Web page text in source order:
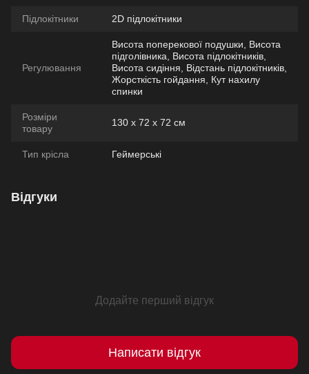
Підлокітники 2D підлокітники
Регулювання
Висота поперекової подушки, Висота
підголівника, Висота підлокітників,
Висота сидіння, Відстань підлокітників,
Жорсткість гойдання, Кут нахилу
спинки
Розміри
товару
130 х 72 х 72 см
Тип крісла Геймерські
Відгуки
Додайте перший відгук
Написати відгук